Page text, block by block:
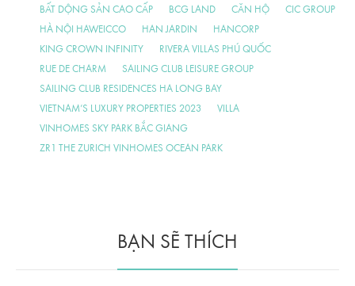
BẤT DỘNG SẢN CAO CẤP BCG LAND CĂN HỘ
CIC GROUP
HÀ NỘI HAWEICCO
HAN JARDIN
HANCORP
KING CROWN INFINITY
RIVERA VILLAS PHÚ QUỐC
RUE DE CHARM
SAILING CLUB LEISURE GROUP
SAILING CLUB RESIDENCES HA LONG BAY
VIETNAM’S LUXURY PROPERTIES 2023
VILLA
VINHOMES SKY PARK BẮC GIANG
ZR1 THE ZURICH VINHOMES OCEAN PARK
BẠN SẼ THÍCH